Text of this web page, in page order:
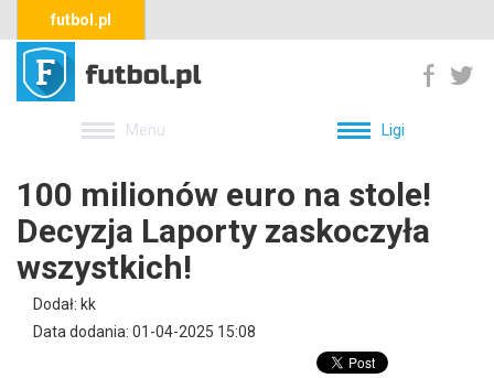
futbol.pl
Menu Ligi
100 milionów euro na stole!
Decyzja Laporty zaskoczyła
wszystkich!
Dodał: kk
Data dodania: 01-04-2025 15:08